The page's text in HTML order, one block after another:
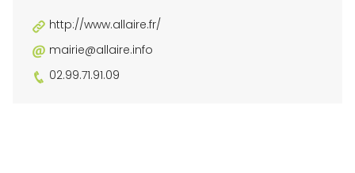
http://www.allaire.fr/
mairie@allaire.info
02.99.71.91.09